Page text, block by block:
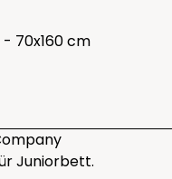
70x160 cm
Juniorbett.